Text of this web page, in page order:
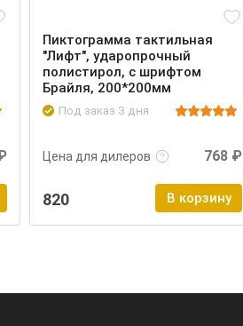
Пиктограмма тактильная
"Лифт", ударопрочный
полистирол, с шрифтом
Брайля, 200*200мм
Под заказ 3 дня
Цена для дилеров
Подробнее Войти
768 ₽
820 В корзину